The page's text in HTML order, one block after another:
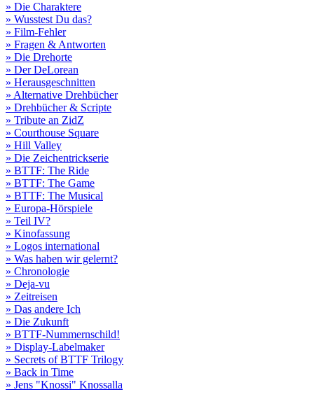
» Die Charaktere
» Wusstest Du das?
» Film-Fehler
» Fragen & Antworten
» Die Drehorte
» Der DeLorean
» Herausgeschnitten
» Alternative Drehbücher
» Drehbücher & Scripte
» Tribute an ZidZ
» Courthouse Square
» Hill Valley
» Die Zeichentrickserie
» BTTF: The Ride
» BTTF: The Game
» BTTF: The Musical
» Europa-Hörspiele
» Teil IV?
» Kinofassung
» Logos international
» Was haben wir gelernt?
» Chronologie
» Deja-vu
» Zeitreisen
» Das andere Ich
» Die Zukunft
» BTTF-Nummernschild!
» Display-Labelmaker
» Secrets of BTTF Trilogy
» Back in Time
» Jens "Knossi" Knossalla